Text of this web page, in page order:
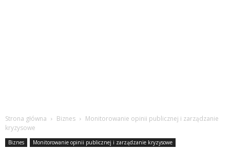
Strona główna Biznes
Monitorowanie opinii publicznej i zarządzanie
kryzysowe
Biznes Monitorowanie opinii publicznej i zarządzanie kryzysowe